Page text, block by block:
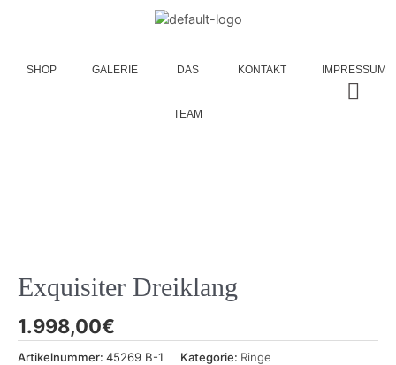
SHOP GALERIE DAS
TEAM
KONTAKT IMPRESSUM
Exquisiter Dreiklang
1.998,00€
Artikelnummer: 45269 B-1 Kategorie: Ringe